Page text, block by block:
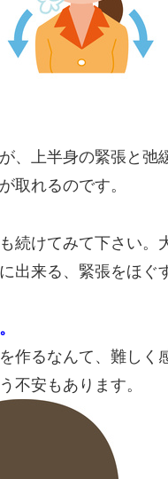
、上半身の緊張と
取れるのです。
続けてみて下さい。
出来る、緊張をほぐ
作るなんて、難し
不安もあります。